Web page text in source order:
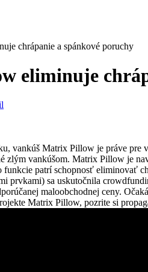
chrápanie a spánkové poruchy
eliminuje
vankúš Matrix Pillow je práve pre
zlým vankúšom. Matrix Pillow je
funkcie patrí schopnosť eliminovať
prvkami) sa uskutočnila
maloobchodnej ceny.
Matrix Pillow, pozrite si